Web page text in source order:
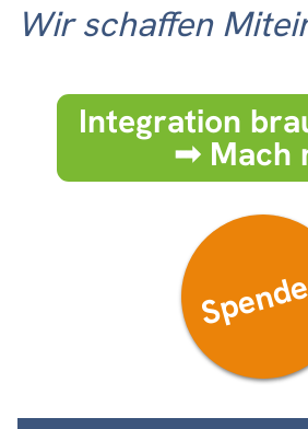
Wir schaffen
Integration
➟ Mach